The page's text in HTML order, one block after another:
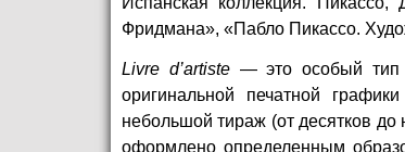
Фридмана», «Пабло Пикассо.
Livre d’artiste— это особый тип
оригинальной печатной
небольшой тираж (от десятков до
оформлено определенным